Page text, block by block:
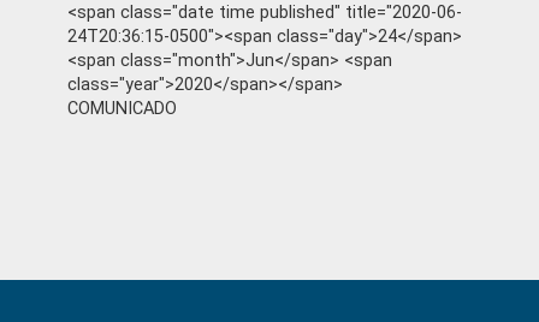
<span class="date time published" title="2020-06-
24T20:36:15-0500"><span class="day">24</span>
<span class="month">Jun</span> <span
class="year">2020</span></span>
COMUNICADO